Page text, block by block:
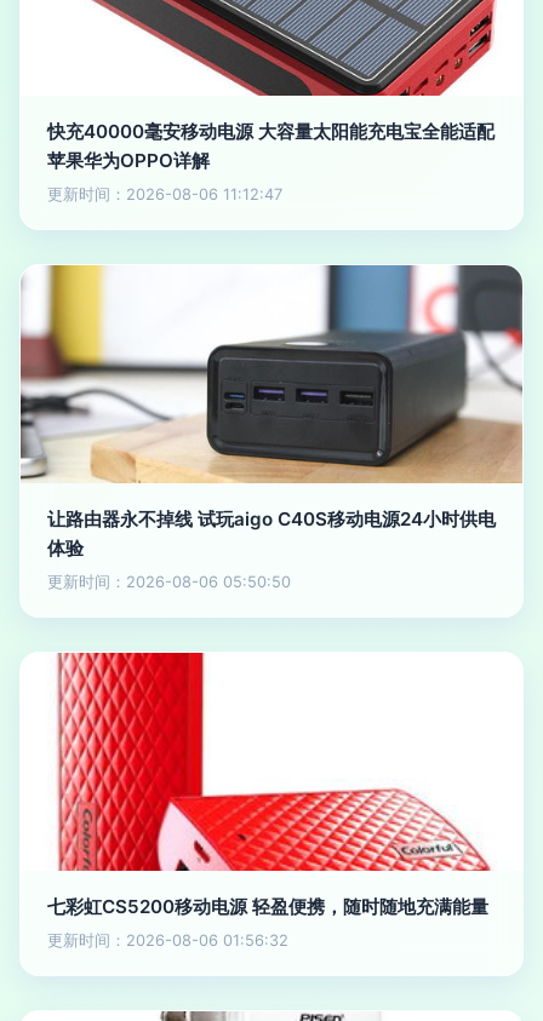
快充40000毫安移动电源 大容量太阳能充电宝全能适配
苹果华为OPPO详解
更新时间：2026-08-06 11:12:47
让路由器永不掉线 试玩aigo C40S移动电源24小时供电
体验
更新时间：2026-08-06 05:50:50
七彩虹CS5200移动电源 轻盈便携，随时随地充满能量
更新时间：2026-08-06 01:56:32